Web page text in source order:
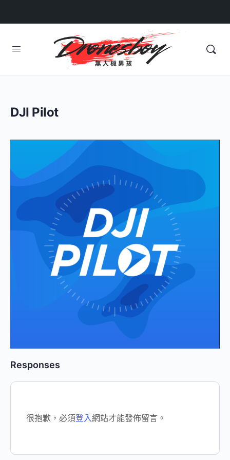
DJI Pilot
Responses
很抱歉，必須登入網站才能發佈留言。